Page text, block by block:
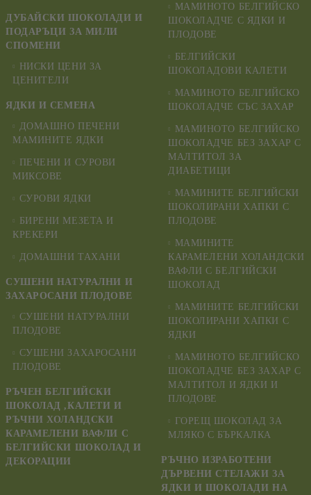
ДУБАЙСКИ ШОКОЛАДИ И
ПОДАРЪЦИ ЗА МИЛИ
СПОМЕНИ
НИСКИ ЦЕНИ ЗА
ЦЕНИТЕЛИ
ЯДКИ И СЕМЕНА
ДОМАШНО ПЕЧЕНИ
МАМИНИТЕ ЯДКИ
ПЕЧЕНИ И СУРОВИ
МИКСОВЕ
СУРОВИ ЯДКИ
БИРЕНИ МЕЗЕТА И
КРЕКЕРИ
ДОМАШНИ ТАХАНИ
СУШЕНИ НАТУРАЛНИ И
ЗАХАРОСАНИ ПЛОДОВЕ
СУШЕНИ НАТУРАЛНИ
ПЛОДОВЕ
СУШЕНИ ЗАХАРОСАНИ
ПЛОДОВЕ
РЪЧЕН БЕЛГИЙСКИ
ШОКОЛАД ,КАЛЕТИ И
РЪЧНИ ХОЛАНДСКИ
КАРАМЕЛЕНИ ВАФЛИ С
БЕЛГИЙСКИ ШОКОЛАД И
ДЕКОРАЦИИ
МАМИНОТО БЕЛГИЙСКО
ШОКОЛАДЧЕ С ЯДКИ И
ПЛОДОВЕ
БЕЛГИЙСКИ
ШОКОЛАДОВИ КАЛЕТИ
МАМИНОТО БЕЛГИЙСКО
ШОКОЛАДЧЕ СЪС ЗАХАР
МАМИНОТО БЕЛГИЙСКО
ШОКОЛАДЧЕ БЕЗ ЗАХАР С
МАЛТИТОЛ ЗА
ДИАБЕТИЦИ
МАМИНИТЕ БЕЛГИЙСКИ
ШОКОЛИРАНИ ХАПКИ С
ПЛОДОВЕ
МАМИНИТЕ
КАРАМЕЛЕНИ ХОЛАНДСКИ
ВАФЛИ С БЕЛГИЙСКИ
ШОКОЛАД
МАМИНИТЕ БЕЛГИЙСКИ
ШОКОЛИРАНИ ХАПКИ С
ЯДКИ
МАМИНОТО БЕЛГИЙСКО
ШОКОЛАДЧЕ БЕЗ ЗАХАР С
МАЛТИТОЛ И ЯДКИ И
ПЛОДОВЕ
ГОРЕЩ ШОКОЛАД ЗА
МЛЯКО С БЪРКАЛКА
РЪЧНО ИЗРАБОТЕНИ
ДЪРВЕНИ СТЕЛАЖИ ЗА
ЯДКИ И ШОКОЛАДИ НА